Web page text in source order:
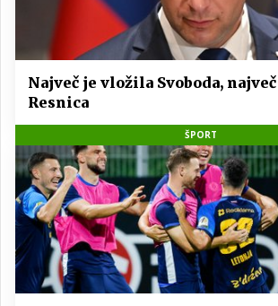
Največ je vložila Svoboda,
Resnica
ŠPORT